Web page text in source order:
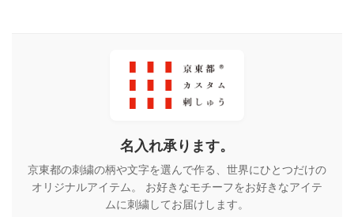
名入れ承ります。
京東都の刺繍の柄や文字を選んで作る、世界にひとつだけの
オリジナルアイテム。 お好きなモチーフをお好きなアイテ
ムに刺繍してお届けします。